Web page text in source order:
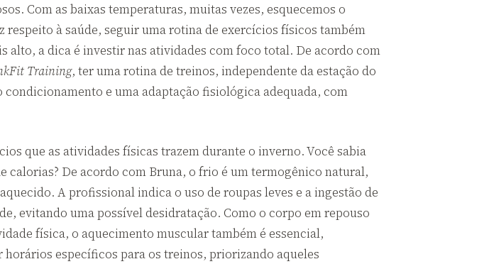
Com as baixas temperaturas, muitas vezes, esquecemos o
à saúde, seguir uma rotina de exercícios físicos também
alto, a dica é investir nas atividades com foco total. De acordo com
Training, ter uma rotina de treinos, independente da estação do
e uma adaptação fisiológica adequada, com
que as atividades físicas trazem durante o inverno. Você sabia
calorias? De acordo com Bruna, o frio é um termogênico natural,
A profissional indica o uso de roupas leves e a ingestão de
evitando uma possível desidratação. Como o corpo em repouso
física, o aquecimento muscular também é essencial,
específicos para os treinos, priorizando aqueles